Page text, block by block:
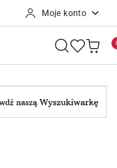
Moje konto